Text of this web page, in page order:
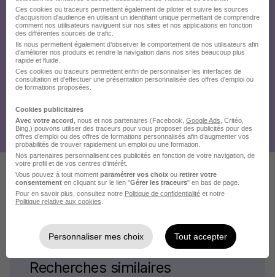
Voir plus d'offres
Recherches similaires
Ces cookies ou traceurs permettent également de piloter et suivre les sources
d'acquisition d'audience en utilisant un identifiant unique permettant de comprendre
comment nos utilisateurs naviguent sur nos sites et nos applications en fonction
des différentes sources de trafic.
Ils nous permettent également d’observer le comportement de nos utilisateurs afin
d'améliorer nos produits et rendre la navigation dans nos sites beaucoup plus
rapide et fluide.
Ces cookies ou traceurs permettent enfin de personnaliser les interfaces de
consultation et d'effectuer une présentation personnalisée des offres d'emploi ou
de formations proposées.
Cookies publicitaires
Avec votre accord , nous et nos partenaires (Facebook, Google Ads , Critéo,
Bing,) pouvons utiliser des traceurs pour vous proposer des publicités pour des
offres d’emploi ou des offres de formations personnalisés afin d’augmenter vos
probabilités de trouver rapidement un emploi ou une formation.
Nos partenaires personnalisent ces publicités en fonction de votre navigation, de
votre profil et de vos centres d’intérêt.
Vous pouvez à tout moment paramétrer vos choix ou retirer votre
consentement en cliquant sur le lien "Gérer les traceurs" en bas de page.
Pour en savoir plus, consultez notre Politique de confidentialité et notre
Politique relative aux cookies
Personnaliser mes choix Tout accepter